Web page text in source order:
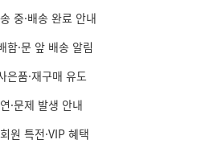
중·배송 완료 안내
함·문 앞 배송 알림
은품·재구매 유도
·문제 발생 안내
원 특전·VIP 혜택